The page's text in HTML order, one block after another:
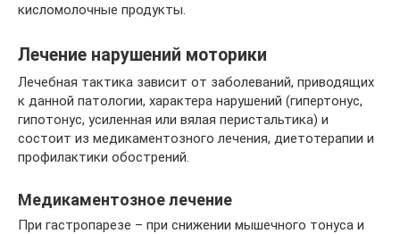
кисломолочные продукты.
Лечение нарушений моторики
Лечебная тактика зависит от заболеваний, приводящих
к данной патологии, характера нарушений (гипертонус,
гипотонус, усиленная или вялая перистальтика) и
состоит из медикаментозного лечения, диетотерапии и
профилактики обострений.
Медикаментозное лечение
При гастропарезе – при снижении мышечного тонуса и